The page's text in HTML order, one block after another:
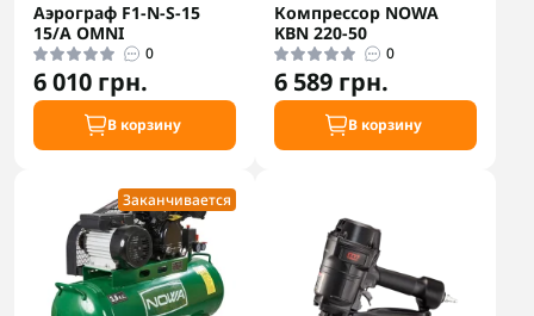
Аэрограф F1-N-S-15
15/A OMNI
0
6 010 грн.
В корзину
Компрессор NOWA
KBN 220-50
0
6 589 грн.
В корзину
Заканчивается